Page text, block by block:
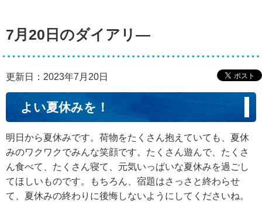
7月20日のダイアリ―
更新日：2023年7月20日
よい夏休みを！
明日から夏休みです。荷物をたくさん抱えていても、夏休
みのワクワクでみんな笑顔です。たくさん遊んで、たくさ
ん食べて、たくさん寝て、元気いっぱいな夏休みを過ごし
てほしいものです。もちろん、宿題はさっさと終わらせ
て、夏休みの終わりに後悔しないようにしてくださいね。